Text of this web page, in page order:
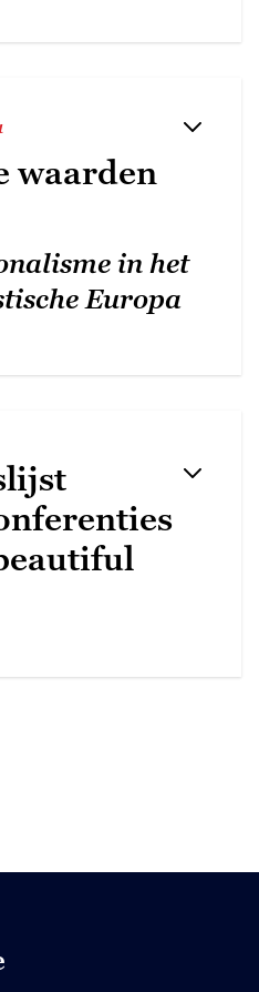
waarden
in het
Europa